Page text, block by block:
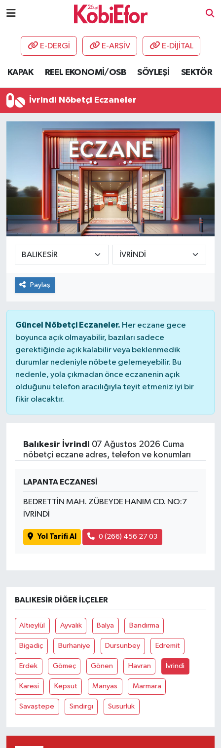
E-DERGİ E-ARŞİV E-DİJİTAL
KAPAK REEL EKONOMİ/OSB SÖYLEŞİ SEKTÖR
İvrindi Nöbetçi Eczaneler
Paylaş
Güncel Nöbetçi Eczaneler. Her eczane gece
boyunca açık olmayabilir, bazıları sadece
gerektiğinde açık kalabilir veya beklenmedik
durumlar nedeniyle nöbete gelemeyebilir. Bu
nedenle, yola çıkmadan önce eczanenin açık
olduğunu telefon aracılığıyla teyit etmeniz iyi bir
fikir olacaktır.
Balıkesir İvrindi 07 Ağustos 2026 Cuma
nöbetçi eczane adres, telefon ve konumları
LAPANTA ECZANESİ
BEDRETTİN MAH. ZÜBEYDE HANIM CD. NO:7
İVRİNDİ
Yol Tarifi Al 0 (266) 456 27 03
BALIKESIR DIĞER İLÇELER
Altıeylül Ayvalık Balya Bandırma
Bigadiç Burhaniye Dursunbey Edremit
Erdek Gömeç Gönen Havran İvrindi
Karesi Kepsut Manyas Marmara
Savaştepe Sındırgı Susurluk
AKADEMİ
DESTEK-TEŞVİK
ETKİNLİK
GÜNCEL
HABERLER
KAPAK
OSB
SEKTÖR
ŞİRKET PANO
SÖYLEŞİ
YAŞAM